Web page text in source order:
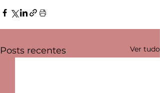
Posts recentes Ver tudo